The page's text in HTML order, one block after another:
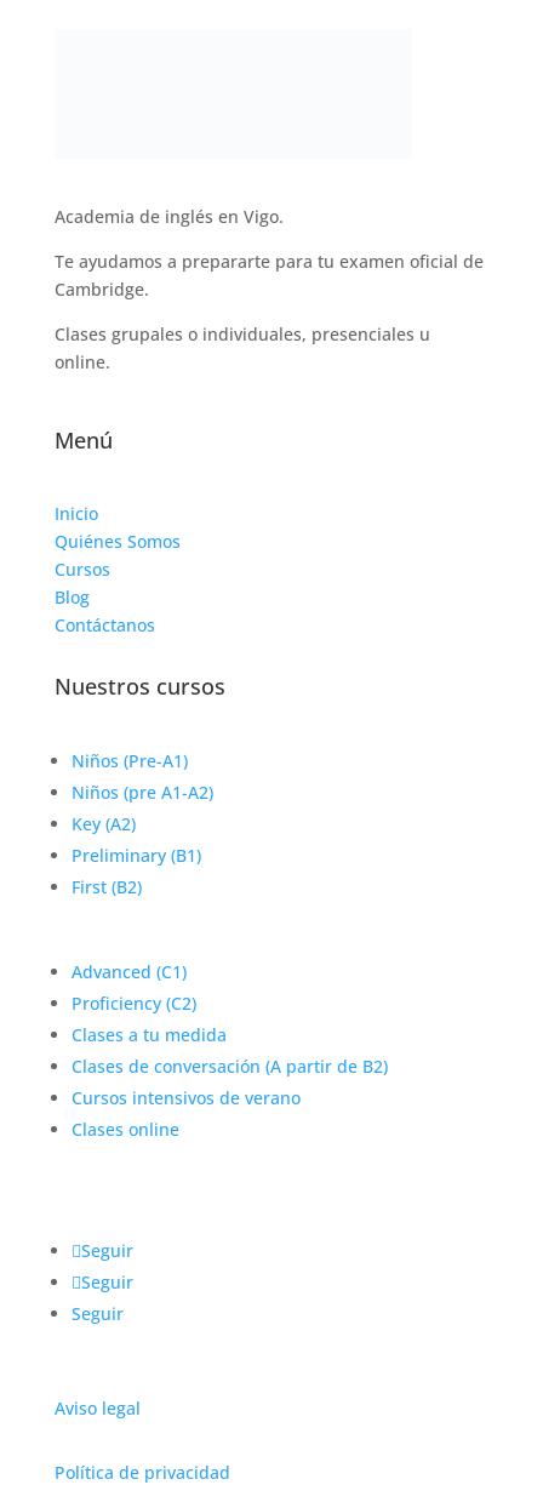
Academia de inglés en Vigo.
Te ayudamos a prepararte para tu examen oficial de
Cambridge.
Clases grupales o individuales, presenciales u
online.
Menú
Inicio
Quiénes Somos
Cursos
Blog
Contáctanos
Nuestros cursos
Niños (Pre-A1)
Niños (pre A1-A2)
Key (A2)
Preliminary (B1)
First (B2)
Advanced (C1)
Proficiency (C2)
Clases a tu medida
Clases de conversación (A partir de B2)
Cursos intensivos de verano
Clases online
Seguir
Seguir
Seguir
Aviso legal
Política de privacidad